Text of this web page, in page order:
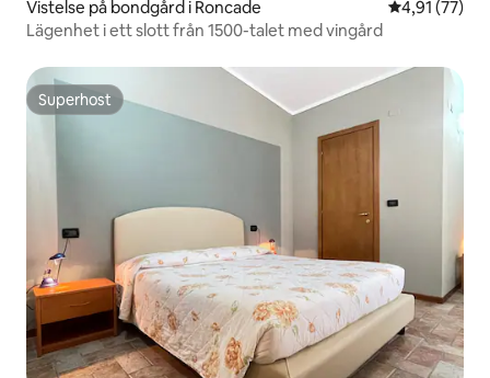
Vistelse på bondgård i Roncade 4,91 av 5 i
4,91 (77)
Lägenhet i ett slott från 1500-talet med vingård
Superhost
Superhost